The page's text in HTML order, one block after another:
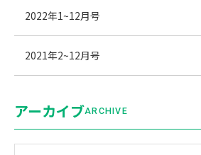
2022年1~12月号
2021年2~12月号
アーカイブARCHIVE